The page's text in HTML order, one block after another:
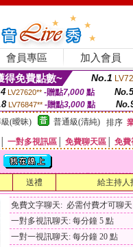
會員專區 加入會員
得免費點數~ No.1
LV27620** -贈點7,000點 No.5
LV76847** -贈點3,000 點
(曖昧) 普通級(清純) 排序
一對多視訊區 免費聊天區 免費
送禮 給主持人
免費文字聊天: 必需付費才可聊天
一對多視訊聊天: 每分鐘 5 點
一對一視訊聊天: 每分鐘 20 點